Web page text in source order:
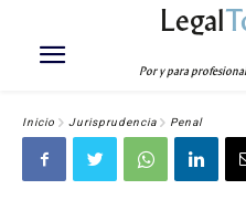
Legal
Por y para
Inicio Jurisprudencia Penal